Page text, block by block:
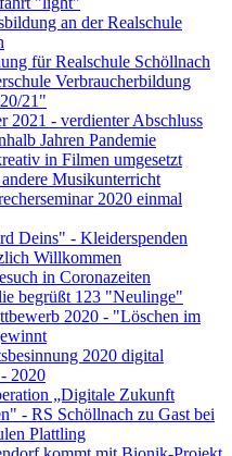
an der Realschule
für Realschule Schöllnach
Verbraucherbildung
21"
2021 - verdienter Abschluss
Jahren Pandemie
in Filmen umgesetzt
Musikunterricht
2020 einmal
Deins" - Kleiderspenden
Willkommen
in Coronazeiten
begrüßt 123 "Neulinge"
2020 - "Löschen im
2020 digital
2020
„Digitale Zukunft
- RS Schöllnach zu Gast bei
Plattling